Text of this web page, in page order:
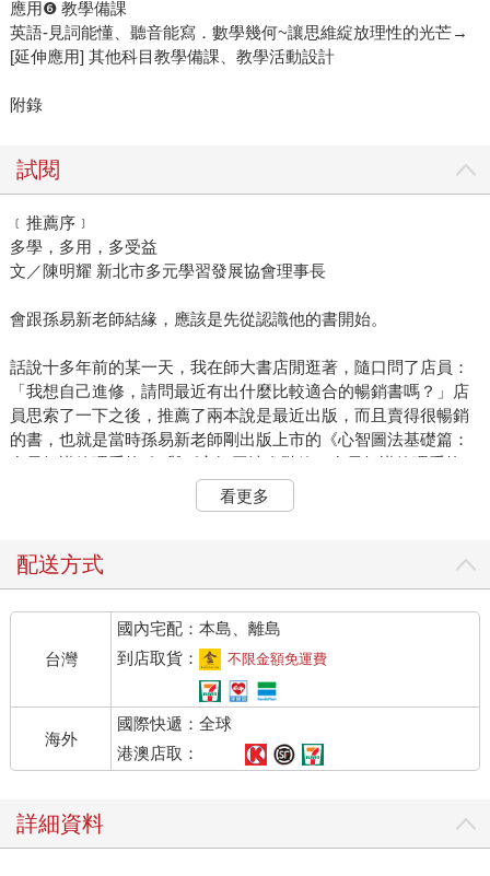
應用❻ 教學備課
英語-見詞能懂、聽音能寫．數學幾何~讓思維綻放理性的光芒→
[延伸應用] 其他科目教學備課、教學活動設計
附錄
試閱
﹝推薦序﹞
多學，多用，多受益
文／陳明耀 新北市多元學習發展協會理事長
會跟孫易新老師結緣，應該是先從認識他的書開始。
話說十多年前的某一天，我在師大書店閒逛著，隨口問了店員：
「我想自己進修，請問最近有出什麼比較適合的暢銷書嗎？」店
員思索了一下之後，推薦了兩本說是最近出版，而且賣得很暢銷
的書，也就是當時孫易新老師剛出版上市的《心智圖法基礎篇：
多元知識管理系統1》與《心智圖法進階篇：多元知識管理系統
畫了很多手繪線條和圖像，還有一些簡單的敘述文字，這對平常
時還有點愚蠢的問店員：「這是給大人看的，還是給小孩看
的？」（我還以為是小孩看的繪本故事書呢！）店員說：「大人
小孩都可以看，這是一種教我們新的思考和學習知識的方
也許是為了掩飾自己的孤陋寡聞吧，我假裝似懂非懂的買了基礎
篇那本，就趕緊逃離書局。回家後，雖然曾試圖了解這本書在寫
什麼，但畢竟自己摸索效果有限，最終仍然被我束之高閣，不了
直到隔年，我有幸考上了實踐大學企業創新發展研究所，開學第
看更多
配送方式
台灣
國內宅配：本島、離島
到店取貨：
不限金額免運費
海外
國際快遞：全球
港澳店取：
詳細資料